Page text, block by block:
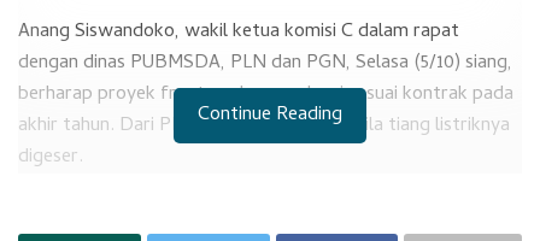
Anang Siswandoko, wakil ketua komisi C dalam rapat
dengan dinas PUBMSDA, PLN dan PGN, Selasa (5/10) siang,
berharap proyek frontage harus selesai sesuai kontrak pada
akhir tahun. Dari PLN tidak ada masalah bila tiang listriknya
digeser.
Continue Reading